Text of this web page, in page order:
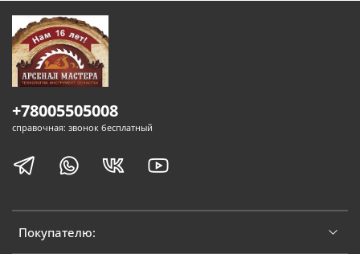
Покупателю:
+78005505008
справочная: звонок бесплатный